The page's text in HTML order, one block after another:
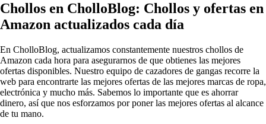
Chollos en CholloBlog: Chollos y ofertas en
Amazon actualizados cada día
En CholloBlog, actualizamos constantemente nuestros chollos de
Amazon cada hora para asegurarnos de que obtienes las mejores
ofertas disponibles. Nuestro equipo de cazadores de gangas recorre la
web para encontrarte las mejores ofertas de las mejores marcas de ropa,
electrónica y mucho más. Sabemos lo importante que es ahorrar
dinero, así que nos esforzamos por poner las mejores ofertas al alcance
de tu mano.